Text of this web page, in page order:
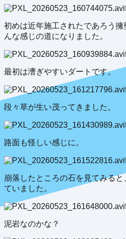
初めは近年施工されたであろう擁
んな感じの道になりました。
最初は漕ぎやすいダートです。
段々草が生い茂ってきました。
路面も怪しい感じに。
崩落したところの石を見てみる
ていました。
泥岩なのかな？